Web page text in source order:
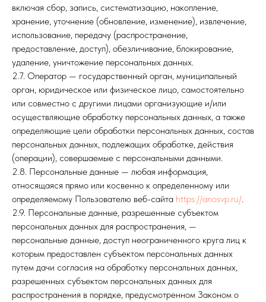
включая сбор, запись, систематизацию, накопление,
хранение, уточнение (обновление, изменение), извлечение,
использование, передачу (распространение,
предоставление, доступ), обезличивание, блокирование,
удаление, уничтожение персональных данных.
2.7. Оператор — государственный орган, муниципальный
орган, юридическое или физическое лицо, самостоятельно
или совместно с другими лицами организующие и/или
осуществляющие обработку персональных данных, а также
определяющие цели обработки персональных данных, состав
персональных данных, подлежащих обработке, действия
(операции), совершаемые с персональными данными.
2.8. Персональные данные — любая информация,
относящаяся прямо или косвенно к определенному или
определяемому Пользователю веб-сайта https://anosvp.ru/.
2.9. Персональные данные, разрешенные субъектом
персональных данных для распространения, —
персональные данные, доступ неограниченного круга лиц к
которым предоставлен субъектом персональных данных
путем дачи согласия на обработку персональных данных,
разрешенных субъектом персональных данных для
распространения в порядке, предусмотренном Законом о